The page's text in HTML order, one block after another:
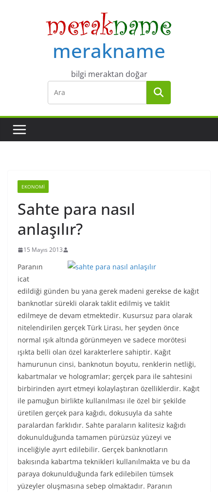
merakname
bilgi meraktan doğar
EKONOMI
Sahte para nasıl
anlaşılır?
15 Mayıs 2013
Paranın
icat
edildiği günden bu yana gerek madeni gerekse de kağıt
banknotlar sürekli olarak taklit edilmiş ve taklit
edilmeye de devam etmektedir. Kusursuz para olarak
nitelendirilen gerçek Türk Lirası, her şeyden önce
normal ışık altında görünmeyen ve sadece morötesi
ışıkta belli olan özel karakterlere sahiptir. Kağıt
hamurunun cinsi, banknotun boyutu, renklerin netliği,
kabartmalar ve hologramlar; gerçek para ile sahtesini
birbirinden ayırt etmeyi kolaylaştıran özelliklerdir. Kağıt
ile pamuğun birlikte kullanılması ile özel bir şekilde
üretilen gerçek para kağıdı, dokusuyla da sahte
paralardan farklıdır. Sahte paraların kalitesiz kağıdı
dokunulduğunda tamamen pürüzsüz yüzeyi ve
inceliğiyle ayırt edilebilir. Gerçek banknotların
bakısında kabartma teknikleri kullanılmakta ve bu da
paraya dokunulduğunda fark edilebilen tümsek
yüzeyler oluşmasına sebep olmaktadır. Paranın